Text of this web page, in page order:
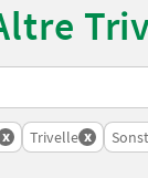
su Landwirt.com
x Trivelle x